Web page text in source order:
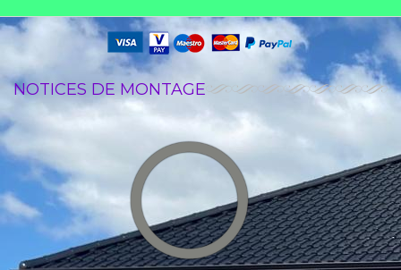
NOTICES DE MONTAGE